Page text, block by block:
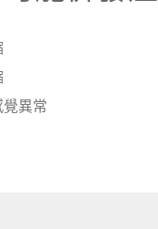
覺異常